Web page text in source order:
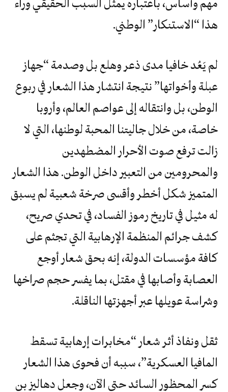
مهم وأساس، باعتباره يمثل السبب الحقيقي وراء
هذا “الاستنكار” الوطني.
لم يَعُد خافيا مدى ذعر وهلع بل وصدمة “جهاز
عبلة وأخواتها” نتيجة انتشار هذا الشعار في ربوع
الوطن، بل وانتقاله إلى عواصم العالم، وأروبا
خاصة، من خلال جاليتنا المحبة لوطنها، التي لا
زالت ترفع صوت الأحرار المضطهدين
والمحرومين من التعبير داخل الوطن. هذا الشعار
المتميز شكل أخطر وأقسى صرخة شعبية لم يسبق
له مثيل في تاريخ رموز الفساد، في تحدي صريح،
كشف جرائم المنظمة الإرهابية التي تجثم على
كافة مؤسسات الدولة، إنه بحق شعار أوجع
العصابة وأصابها في مقتل، بما يفسر حجم صراخها
وشراسة عويلها عبر أجهزتها الناقلة.
ثقل ونفاذ أثر شعار “مخابرات إرهابية تسقط
المافيا العسكرية”، سببه أن فحوى هذا الشعار
كسر المحظور السائد حتى الآن، وجعل دهاليز بن